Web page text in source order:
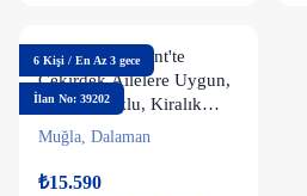
6 Kişi / En Az 3 gece
İlan No: 39202
Dalaman Atakent'te
Çekirdek Ailelere Uygun,
Özel Havuzlu, Kiralık
Villa
Muğla, Dalaman
₺15.590